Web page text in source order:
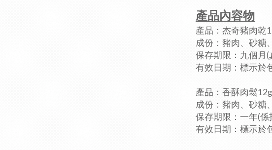
產品內容物
產品：杰奇豬肉乾
成份： 豬肉、砂糖
保存期限：九個月(
有效日期：標示於
產品：香酥肉鬆12g
成份： 豬肉、砂糖
保存期限： 一年(係
有效日期：標示於